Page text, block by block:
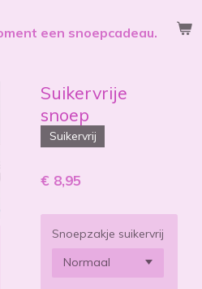
een snoepcadeau.
Suikervrije
snoep
Suikervrij
€ 8,95
Snoepzakje suikervrij